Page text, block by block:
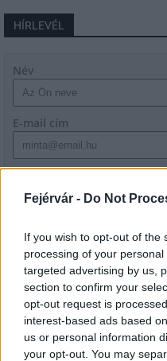
Fejérvár - Do Not
If you wish to opt-out of the
processing of your
targeted advertising by us,
section to confirm your
opt-out request is
interest-based ads based
us or personal information
your opt-out. You may
HÍRLEVÉL
Név
E-mail cím
szabályzatot!
LEGFRISSEBB
Országos